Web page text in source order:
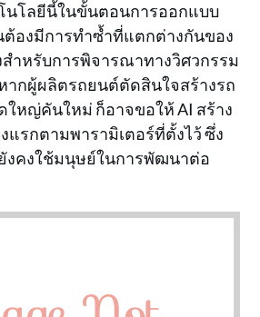
นโลยีนี้ในขั้นตอนการออกแบบ
ต้องมีการทำซ้ำที่แตกต่างกันของ
สำหรับการพิจารณาทางวิศวกรรม
ากผู้ผลิตรถยนต์ตัดสินใจสร้างรถ
ใหญ่คันใหม่ ก็อาจขอให้ AI สร้าง
แรกตามพารามิเตอร์ที่ตั้งไว้ ซึ่ง
งคงใช้มนุษย์ในการพัฒนาต่อ